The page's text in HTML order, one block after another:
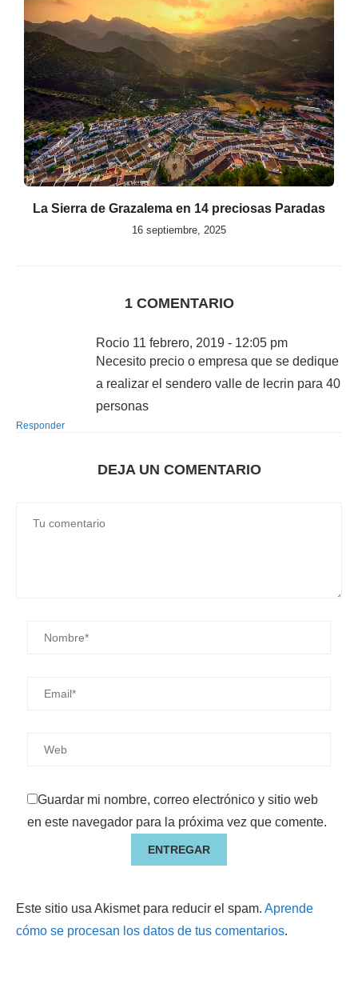
La Sierra de Grazalema en 14 preciosas Paradas
16 septiembre, 2025
1 COMENTARIO
Rocio 11 febrero, 2019 - 12:05 pm
Necesito precio o empresa que se dedique
a realizar el sendero valle de lecrin para 40
personas
Responder
DEJA UN COMENTARIO
Guardar mi nombre, correo electrónico y sitio web
en este navegador para la próxima vez que comente.
Este sitio usa Akismet para reducir el spam. Aprende
cómo se procesan los datos de tus comentarios.